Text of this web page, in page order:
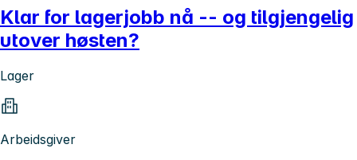
Klar for lagerjobb nå -- og tilgjengelig
utover høsten?
Lager
Arbeidsgiver